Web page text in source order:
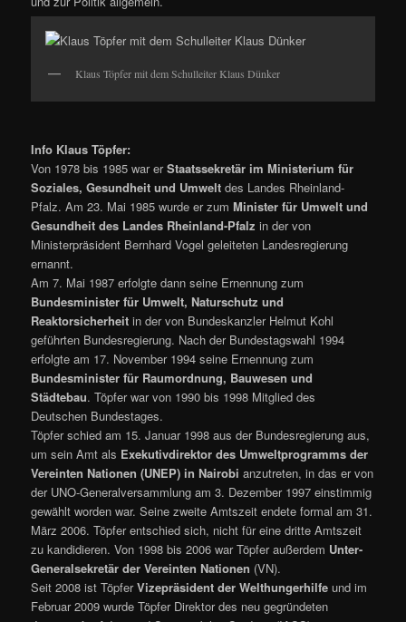
Klaus Töpfer mit dem Schulleiter Klaus Dünker
Info Klaus Töpfer:
Von 1978 bis 1985 war erStaatssekretär im Ministerium für
Soziales, Gesundheit und Umwelt des Landes Rheinland-
Pfalz. Am 23. Mai 1985 wurde er zum Minister für Umwelt und
Gesundheit des Landes Rheinland-Pfalz in der von
Ministerpräsident Bernhard Vogel geleiteten Landesregierung
ernannt.
Am 7. Mai 1987 erfolgte dann seine Ernennung zum
Bundesminister für Umwelt, Naturschutz und
Reaktorsicherheit in der von Bundeskanzler Helmut Kohl
geführten Bundesregierung. Nach der Bundestagswahl 1994
erfolgte am 17. November 1994 seine Ernennung zum
Bundesminister für Raumordnung, Bauwesen und
Städtebau. Töpfer war von 1990 bis 1998 Mitglied des
Deutschen Bundestages.
Töpfer schied am 15. Januar 1998 aus der Bundesregierung aus,
um sein Amt als Exekutivdirektor des Umweltprogramms der
Vereinten Nationen (UNEP) in Nairobi anzutreten, in das er von
der UNO-Generalversammlung am 3. Dezember 1997 einstimmig
gewählt worden war. Seine zweite Amtszeit endete formal am 31.
März 2006. Töpfer entschied sich, nicht für eine dritte Amtszeit
zu kandidieren. Von 1998 bis 2006 war Töpfer außerdem Unter-
Generalsekretär der Vereinten Nationen (VN).
Seit 2008 ist TöpferVizepräsident der Welthungerhilfe und im
Februar 2009 wurde Töpfer Direktor des neu gegründeten